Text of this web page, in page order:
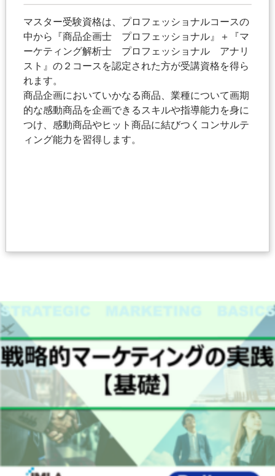
マスター受験資格は、プロフェッショナルコースの
中から『商品企画士 プロフェッショナル』＋『マ
ーケティング解析士 プロフェッショナル アナリ
スト』の２コースを認定された方が受講資格を得ら
れます。
商品企画においていかなる商品、業種について画期
的な感動商品を企画できるスキルや指導能力を身に
つけ、感動商品やヒット商品に結びつくコンサルテ
ィング能力を習得します。